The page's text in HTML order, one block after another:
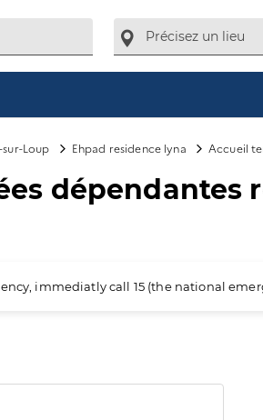
sur-Loup Ehpad residence lyna Accueil
dépendantes
immediatly call 15 (the national